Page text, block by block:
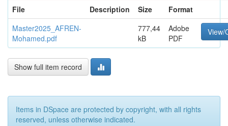
File
Description Size
Format
Master2025_AFREN-
Mohamed.pdf
777,44
kB
Adobe
PDF
View/
Show full item record
Items in DSpace are protected by copyright, with all rights
reserved, unless otherwise indicated.